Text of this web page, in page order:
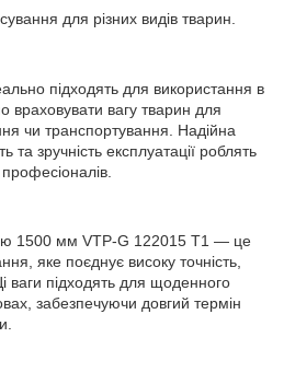
для різних видів тварин.
підходять для використання в
враховувати вагу тварин для
чи транспортування. Надійна
та зручність експлуатації роблять
1500 мм VTP-G 122015 T1 — це
яке поєднує високу точність,
ваги підходять для щоденного
забезпечуючи довгий термін